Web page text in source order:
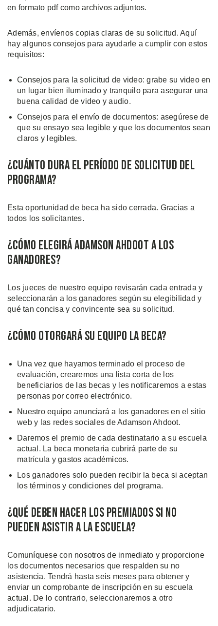
en formato pdf como archivos adjuntos.
Además, envíenos copias claras de su solicitud. Aquí
hay algunos consejos para ayudarle a cumplir con estos
requisitos:
Consejos para la solicitud de video: grabe su video en
un lugar bien iluminado y tranquilo para asegurar una
buena calidad de video y audio.
Consejos para el envío de documentos: asegúrese de
que su ensayo sea legible y que los documentos sean
claros y legibles.
¿Cuánto Dura El período de Solicitud Del
Programa?
Esta oportunidad de beca ha sido cerrada. Gracias a
todos los solicitantes.
¿Cómo Elegirá Adamson Ahdoot a los
Ganadores?
Los jueces de nuestro equipo revisarán cada entrada y
seleccionarán a los ganadores según su elegibilidad y
qué tan concisa y convincente sea su solicitud.
¿Cómo Otorgará su Equipo la Beca?
Una vez que hayamos terminado el proceso de
evaluación, crearemos una lista corta de los
beneficiarios de las becas y les notificaremos a estas
personas por correo electrónico.
Nuestro equipo anunciará a los ganadores en el sitio
web y las redes sociales de Adamson Ahdoot.
Daremos el premio de cada destinatario a su escuela
actual. La beca monetaria cubrirá parte de su
matrícula y gastos académicos.
Los ganadores solo pueden recibir la beca si aceptan
los términos y condiciones del programa.
¿Qué Deben Hacer Los Premiados Si No
Pueden Asistir a la Escuela?
Comuníquese con nosotros de inmediato y proporcione
los documentos necesarios que respalden su no
asistencia. Tendrá hasta seis meses para obtener y
enviar un comprobante de inscripción en su escuela
actual. De lo contrario, seleccionaremos a otro
adjudicatario.